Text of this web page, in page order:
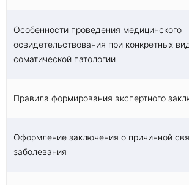
Особенности проведения медицинского
освидетельствования при конкретных
соматической патологии
Правила формирования экспертного
Оформление заключения о причинной
заболевания